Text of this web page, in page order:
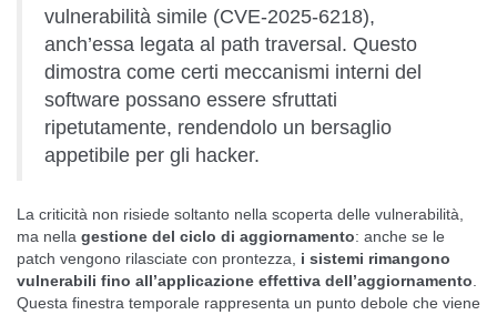
vulnerabilità simile (CVE-2025-6218),
anch’essa legata al path traversal. Questo
dimostra come certi meccanismi interni del
software possano essere sfruttati
ripetutamente, rendendolo un bersaglio
appetibile per gli hacker.
La criticità non risiede soltanto nella scoperta delle vulnerabilità,
ma nella gestione del ciclo di aggiornamento: anche se le
patch vengono rilasciate con prontezza,
i sistemi rimangono
vulnerabili fino all’applicazione effettiva dell’aggiornamento
Questa finestra temporale rappresenta un punto debole che viene